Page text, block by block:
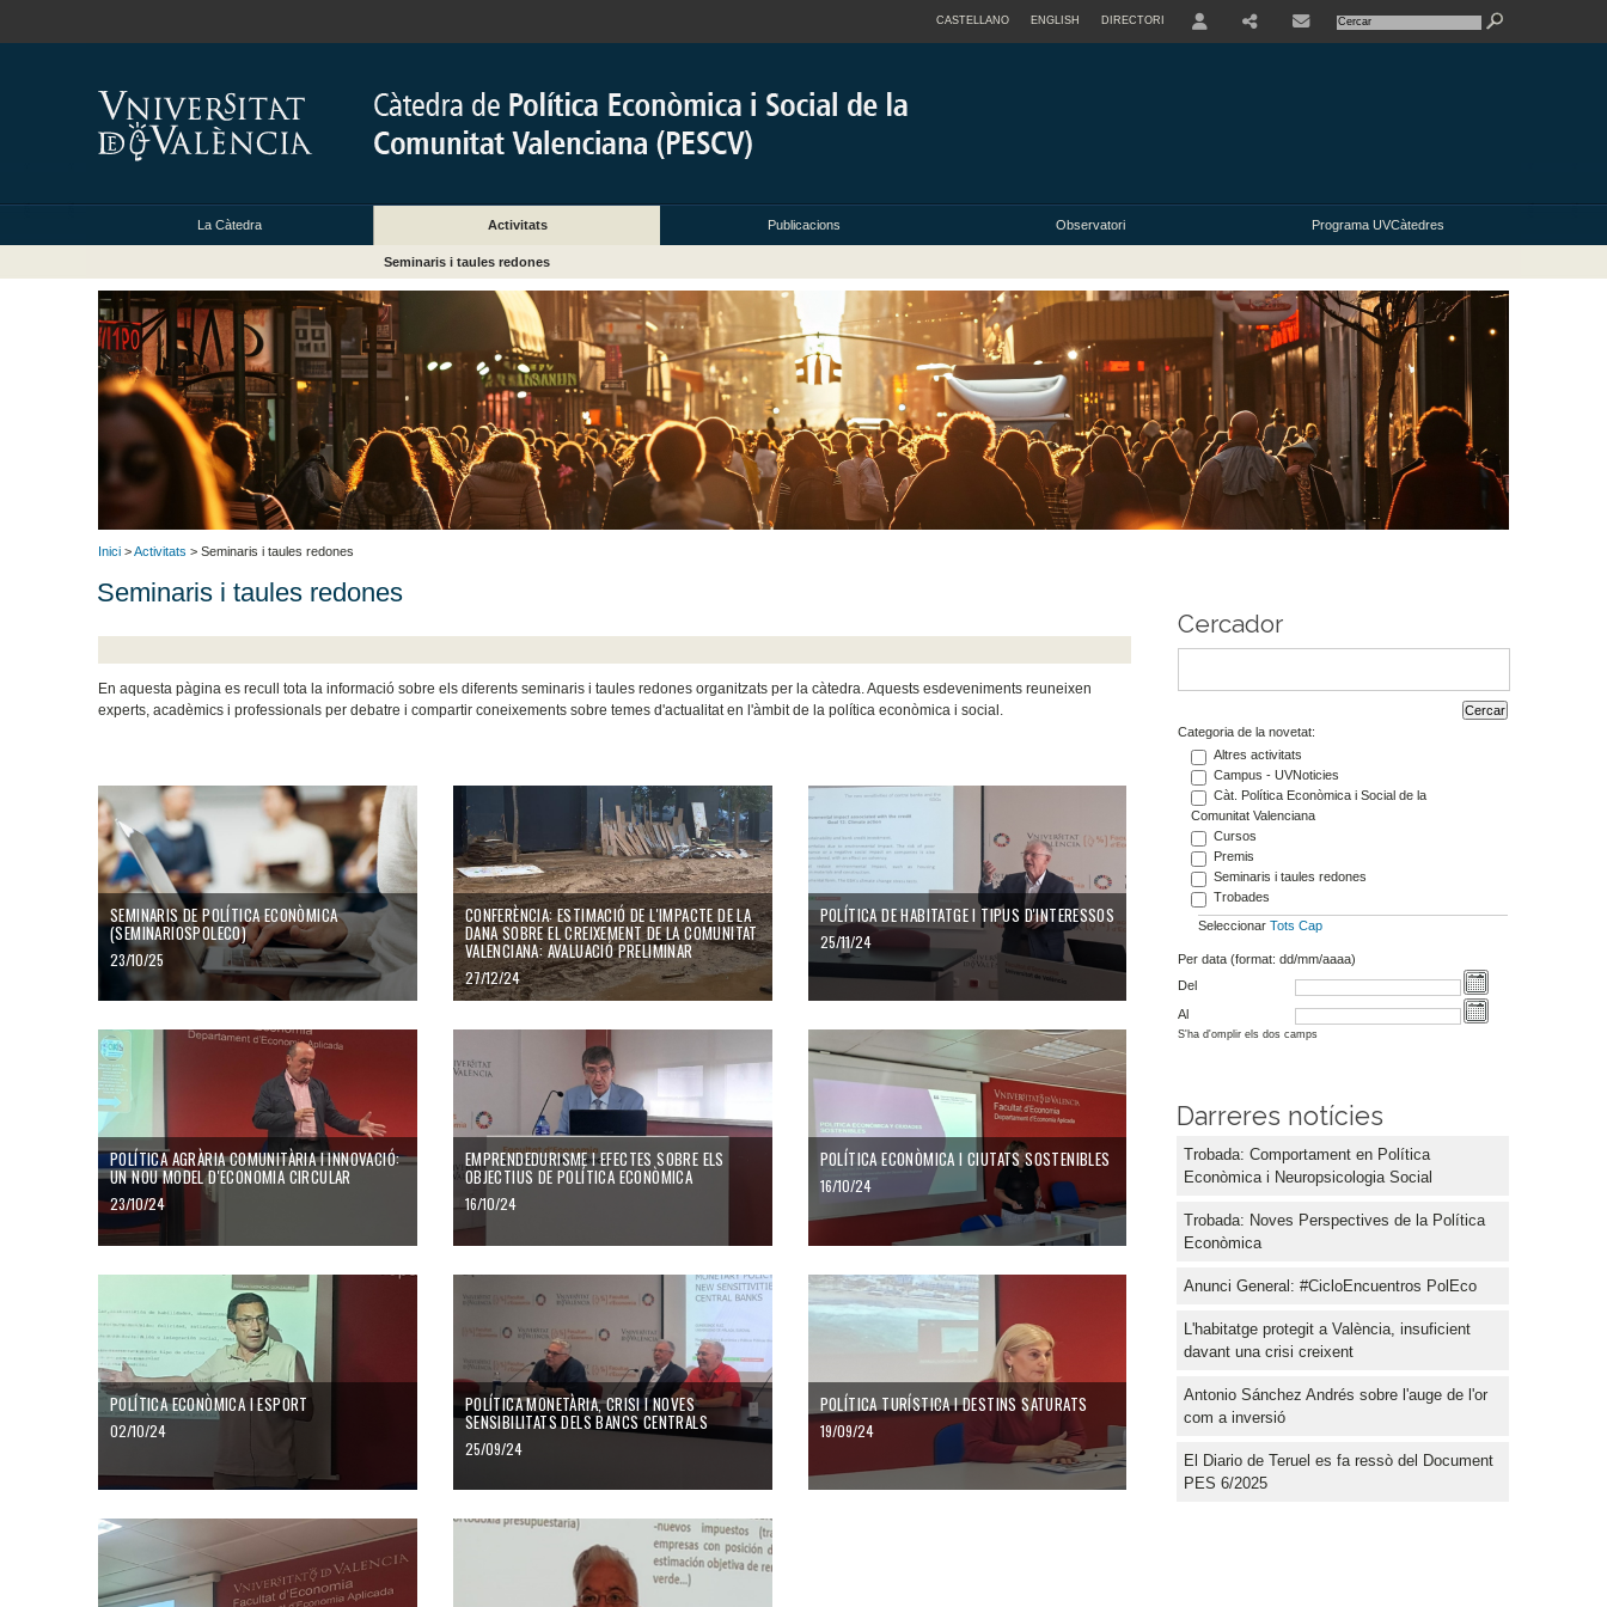
CASTELLANO ENGLISH DIRECTORI
La Càtedra Activitats Publicacions Observatori Programa UVCàtedres
Seminaris i taules redones
Inici >Activitats > Seminaris i taules redones
Seminaris i taules redones
En aquesta pàgina es recull tota la informació sobre els diferents seminaris i taules redones organitzats per la càtedra. Aquests esdeveniments reuneixen
experts, acadèmics i professionals per debatre i compartir coneixements sobre temes d'actualitat en l'àmbit de la política econòmica i social.
SEMINARIS DE POLÍTICA ECONÒMICA
(SEMINARIOSPOLECO)
23/10/25
CONFERÈNCIA: ESTIMACIÓ DE L'IMPACTE DE LA
DANA SOBRE EL CREIXEMENT DE LA COMUNITAT
VALENCIANA: AVALUACIÓ PRELIMINAR
27/12/24
POLÍTICA DE HABITATGE I TIPUS D'INTERESSOS
25/11/24
POLÍTICA AGRÀRIA COMUNITÀRIA I INNOVACIÓ:
UN NOU MODEL D'ECONOMIA CIRCULAR
23/10/24
EMPRENDEDURISME I EFECTES SOBRE ELS
OBJECTIUS DE POLÍTICA ECONÒMICA
16/10/24
POLÍTICA ECONÒMICA I CIUTATS SOSTENIBLES
16/10/24
POLÍTICA ECONÒMICA I ESPORT
02/10/24
POLÍTICA MONETÀRIA, CRISI I NOVES
SENSIBILITATS DELS BANCS CENTRALS
25/09/24
POLÍTICA TURÍSTICA I DESTINS SATURATS
19/09/24
Cercador
Categoria de la novetat:
Altres activitats
Campus - UVNoticies
Càt. Política Econòmica i Social de la
Comunitat Valenciana
Cursos
Premis
Seminaris i taules redones
Trobades
Seleccionar Tots Cap
Per data (format: dd/mm/aaaa)
Del
Al
S'ha d'omplir els dos camps
Darreres notícies
Trobada: Comportament en Política
Econòmica i Neuropsicologia Social
Trobada: Noves Perspectives de la Política
Econòmica
Anunci General: #CicloEncuentros PolEco
L'habitatge protegit a València, insuficient
davant una crisi creixent
Antonio Sánchez Andrés sobre l'auge de l'or
com a inversió
El Diario de Teruel es fa ressò del Document
PES 6/2025